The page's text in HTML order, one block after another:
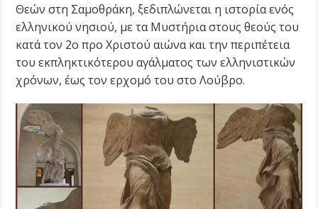
Θεών στη Σαμοθράκη, ξεδιπλώνεται η ιστορία ενός
ελληνικού νησιού, με τα Μυστήρια στους θεούς του
κατά τον 2ο προ Χριστού αιώνα και την περιπέτεια
του εκπληκτικότερου αγάλματος των ελληνιστικών
χρόνων, έως τον ερχομό του στο Λούβρο.